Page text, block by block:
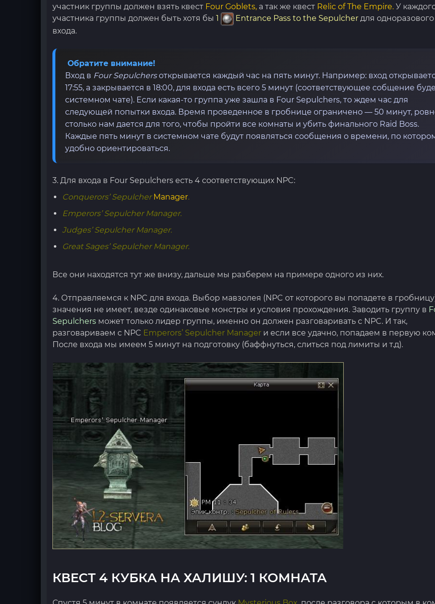
участник группы должен взять квест Four Goblets, а так же квест Relic of The Empire. У
участника группы должен быть хотя бы 1 Entrance Pass to the Sepulcher для одноразового
входа.
Обратите внимание!
Вход в Four Sepulchersоткрывается каждый час на пять минут. Например: вход
17:55, а закрывается в 18:00, для входа есть всего 5 минут (соответствующее собщение
системном чате). Если какая-то группа уже зашла в Four Sepulchers, то ждем час для
следующей попытки входа. Время проведенное в гробнице ограничено — 50 минут,
столько нам дается для того, чтобы пройти все комнаты и убить финального Raid Boss.
Каждые пять минут в системном чате будут появляться сообщения о времени, по
удобно ориентироваться.
3. Для входа в Four Sepulchers есть 4 соответствующих NPC:
Conquerors’ SepulcherManager.
Emperors’ Sepulcher Manager.
Judges’ Sepulcher Manager.
Great Sages’ Sepulcher Manager.
Все они находятся тут же внизу, дальше мы разберем на примере одного из них.
4. Отправляемся к NPC для входа. Выбор мавзолея (NPC от которого вы попадете в
значения не имеет, везде одинаковые монстры и условия прохождения. Заводить группу в
Sepulchers может только лидер группы, именно он должен разговаривать с NPC. И так,
разговариваем с NPC Emperors’ Sepulcher Manager и если все удачно, попадаем в первую
После входа мы имеем 5 минут на подготовку (баффнуться, слиться под лимиты и т.д).
КВЕСТ 4 КУБКА НА ХАЛИШУ: 1 КОМНАТА